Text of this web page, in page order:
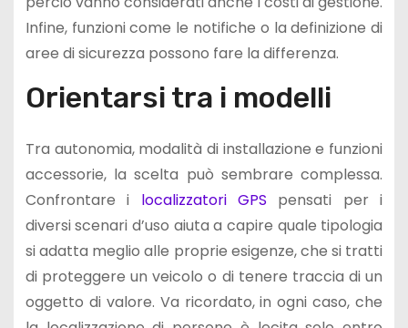
Infine, funzioni come le notifiche o la definizione di
aree di sicurezza possono fare la differenza.
Orientarsi tra i modelli
Tra autonomia, modalità di installazione e funzioni
accessorie, la scelta può sembrare complessa.
Confrontare i localizzatori GPS pensati per i
diversi scenari d’uso aiuta a capire quale tipologia
si adatta meglio alle proprie esigenze, che si tratti
di proteggere un veicolo o di tenere traccia di un
oggetto di valore. Va ricordato, in ogni caso, che